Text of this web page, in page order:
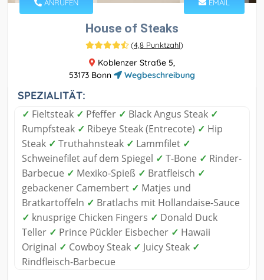
ANRUFEN EMAIL
House of Steaks
(4,8 Punktzahl)
Koblenzer Straße 5,
53173 Bonn
Wegbeschreibung
SPEZIALITÄT:
✓ Fieltsteak ✓ Pfeffer ✓ Black Angus Steak ✓
Rumpfsteak ✓ Ribeye Steak (Entrecote) ✓ Hip
Steak ✓ Truthahnsteak ✓ Lammfilet ✓
Schweinefilet auf dem Spiegel ✓ T-Bone ✓ Rinder-
Barbecue ✓ Mexiko-Spieß ✓ Bratfleisch ✓
gebackener Camembert ✓ Matjes und
Bratkartoffeln ✓ Bratlachs mit Hollandaise-Sauce
✓ knusprige Chicken Fingers ✓ Donald Duck
Teller ✓ Prince Pückler Eisbecher ✓ Hawaii
Original ✓ Cowboy Steak ✓ Juicy Steak ✓
Rindfleisch-Barbecue